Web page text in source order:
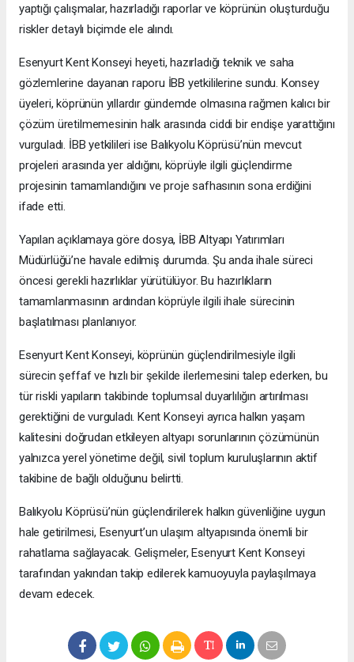
yaptığı çalışmalar, hazırladığı raporlar ve köprünün oluşturduğu
riskler detaylı biçimde ele alındı.
Esenyurt Kent Konseyi heyeti, hazırladığı teknik ve saha
gözlemlerine dayanan raporu İBB yetkililerine sundu. Konsey
üyeleri, köprünün yıllardır gündemde olmasına rağmen kalıcı bir
çözüm üretilmemesinin halk arasında ciddi bir endişe yarattığını
vurguladı. İBB yetkilileri ise Balıkyolu Köprüsü’nün mevcut
projeleri arasında yer aldığını, köprüyle ilgili güçlendirme
projesinin tamamlandığını ve proje safhasının sona erdiğini
ifade etti.
Yapılan açıklamaya göre dosya, İBB Altyapı Yatırımları
Müdürlüğü’ne havale edilmiş durumda. Şu anda ihale süreci
öncesi gerekli hazırlıklar yürütülüyor. Bu hazırlıkların
tamamlanmasının ardından köprüyle ilgili ihale sürecinin
başlatılması planlanıyor.
Esenyurt Kent Konseyi, köprünün güçlendirilmesiyle ilgili
sürecin şeffaf ve hızlı bir şekilde ilerlemesini talep ederken, bu
tür riskli yapıların takibinde toplumsal duyarlılığın artırılması
gerektiğini de vurguladı. Kent Konseyi ayrıca halkın yaşam
kalitesini doğrudan etkileyen altyapı sorunlarının çözümünün
yalnızca yerel yönetime değil, sivil toplum kuruluşlarının aktif
takibine de bağlı olduğunu belirtti.
Balıkyolu Köprüsü’nün güçlendirilerek halkın güvenliğine uygun
hale getirilmesi, Esenyurt’un ulaşım altyapısında önemli bir
rahatlama sağlayacak. Gelişmeler, Esenyurt Kent Konseyi
tarafından yakından takip edilerek kamuoyuyla paylaşılmaya
devam edecek.